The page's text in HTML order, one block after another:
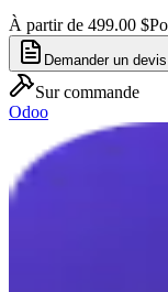
À partir de 499.00 $
Demander un devis
Sur commande
Odoo